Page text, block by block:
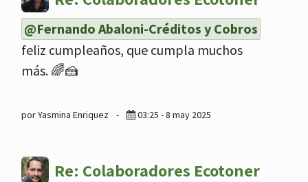
@Fernando Abaloni-Créditos y Cobros
feliz cumpleaños, que cumpla muchos
más. 🌈🍰
por Yasmina Enriquez - 03:25 - 8 may 2025
Re: Colaboradores Ecotoner